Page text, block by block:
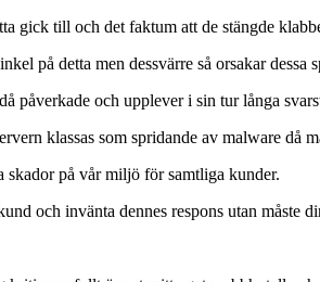
gick till och det faktum att de stängde
på detta men dessvärre så orsakar
påverkade och upplever i sin tur långa
klassas som spridande av malware då
skador på vår miljö för samtliga kunder.
och invänta dennes respons utan måste